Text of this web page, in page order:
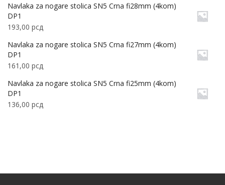
Navlaka za nogare stolica SN5 Crna fi28mm (4kom)
DP1
193,00 рсд
Navlaka za nogare stolica SN5 Crna fi27mm (4kom)
DP1
161,00 рсд
Navlaka za nogare stolica SN5 Crna fi25mm (4kom)
DP1
136,00 рсд